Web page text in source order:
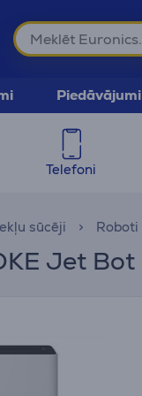
Piedāvājumi
Telefoni
sūcēji
Jet